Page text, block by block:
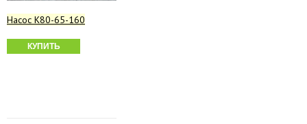
Насос К80-65-160
КУПИТЬ